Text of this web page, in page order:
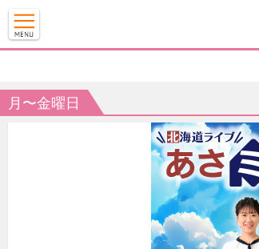
月〜金曜日